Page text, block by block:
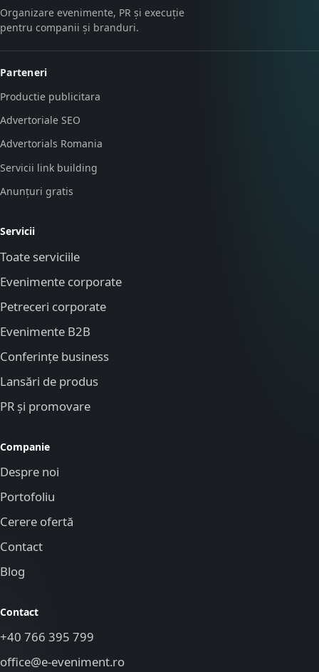
Organizare evenimente, PR și execuție
pentru companii și branduri.
Parteneri
Productie publicitara
Advertoriale SEO
Advertorials Romania
Servicii link building
Anunțuri gratis
Servicii
Toate serviciile
Evenimente corporate
Petreceri corporate
Evenimente B2B
Conferințe business
Lansări de produs
PR și promovare
Companie
Despre noi
Portofoliu
Cerere ofertă
Contact
Blog
Contact
+40 766 395 799
office@e-eveniment.ro